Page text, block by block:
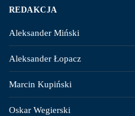
REDAKCJA
Aleksander Miński
Aleksander Łopacz
Marcin Kupiński
Oskar Wegierski